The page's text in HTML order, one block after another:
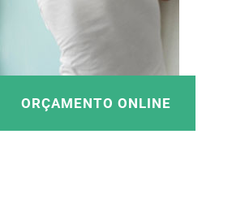
ORÇAMENTO ONLINE